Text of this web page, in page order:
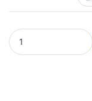
THERMOFIT